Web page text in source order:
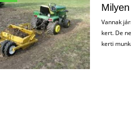
Vannak
kert. De
kerti